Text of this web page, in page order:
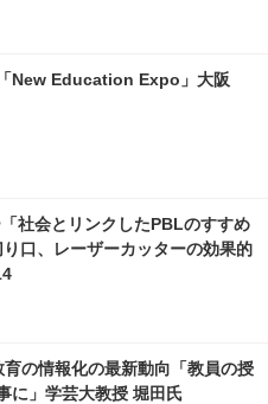
New Education Expo」大阪
社会とリンクしたPBLのすすめ
口、レーザーカッターの効果的
育の情報化の最新動向「教員の授
に」学芸大教授 堀田氏